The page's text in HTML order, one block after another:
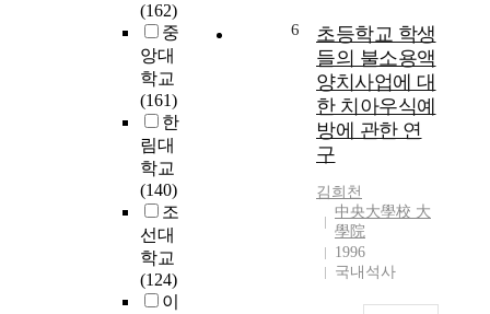
(162)
중
앙대
학교
(161)
한
림대
학교
(140)
조
선대
학교
(124)
이
6
초등학교 학생
들의 불소용액
양치사업에 대
한 치아우식예
방에 관한 연
구
김희천
中央大學校 大
學院
1996
국내석사